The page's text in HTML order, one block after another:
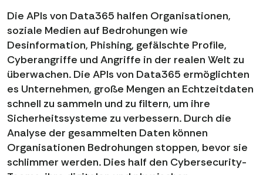
Die APIs von Data365 halfen Organisationen,
soziale Medien auf Bedrohungen wie
Desinformation, Phishing, gefälschte Profile,
Cyberangriffe und Angriffe in der realen Welt zu
überwachen. Die APIs von Data365 ermöglichten
es Unternehmen, große Mengen an Echtzeitdaten
schnell zu sammeln und zu filtern, um ihre
Sicherheitssysteme zu verbessern. Durch die
Analyse der gesammelten Daten können
Organisationen Bedrohungen stoppen, bevor sie
schlimmer werden. Dies half den Cybersecurity-